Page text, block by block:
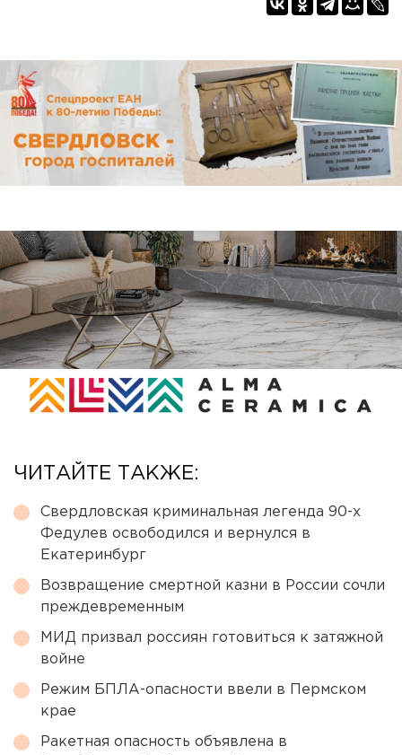
ЧИТАЙТЕ ТАКЖЕ:
Свердловская криминальная легенда 90-х
Федулев освободился и вернулся в
Екатеринбург
Возвращение смертной казни в России сочли
преждевременным
МИД призвал россиян готовиться к затяжной
войне
Режим БПЛА-опасности ввели в Пермском
крае
Ракетная опасность объявлена в